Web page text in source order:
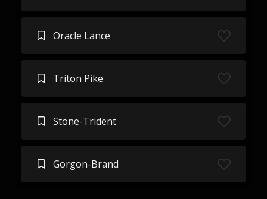
Oracle Lance
Triton Pike
Stone-Trident
Gorgon-Brand